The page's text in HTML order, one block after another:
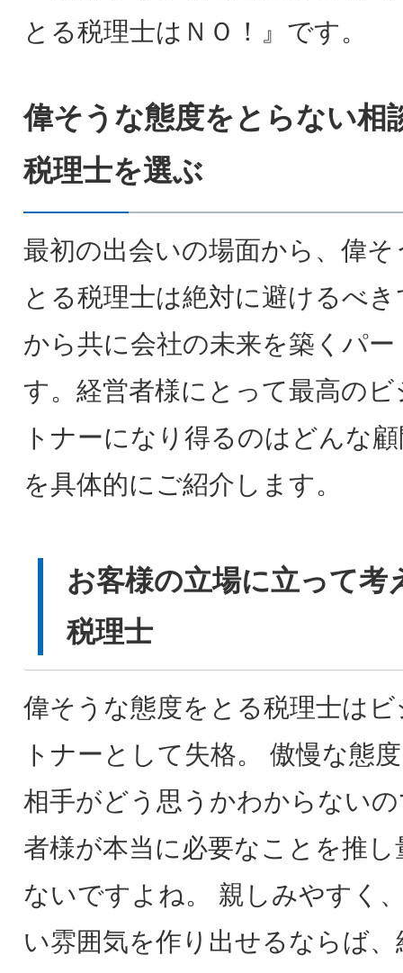
とる税理士はＮＯ！』です。
偉そうな態度をとらない相
税理士を選ぶ
最初の出会いの場面から、偉そ
とる税理士は絶対に避けるべ
から共に会社の未来を築くパー
す。経営者様にとって最高の
トナーになり得るのはどんな
を具体的にご紹介します。
お客様の立場に立って考
税理士
偉そうな態度をとる税理士は
トナーとして失格。 傲慢な態
相手がどう思うかわからない
者様が本当に必要なことを推
ないですよね。 親しみやすく
い雰囲気を作り出せるならば